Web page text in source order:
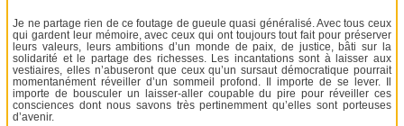
Je ne partage rien de ce foutage de gueule quasi généralisé. Avec tous ceux
qui gardent leur mémoire, avec ceux qui ont toujours tout fait pour préserver
leurs valeurs, leurs ambitions d’un monde de paix, de justice, bâti sur la
solidarité et le partage des richesses. Les incantations sont à laisser aux
vestiaires, elles n’abuseront que ceux qu’un sursaut démocratique pourrait
momentanément réveiller d’un sommeil profond. Il importe de se lever. Il
importe de bousculer un laisser-aller coupable du pire pour réveiller ces
consciences dont nous savons très pertinemment qu’elles sont porteuses
d’avenir.